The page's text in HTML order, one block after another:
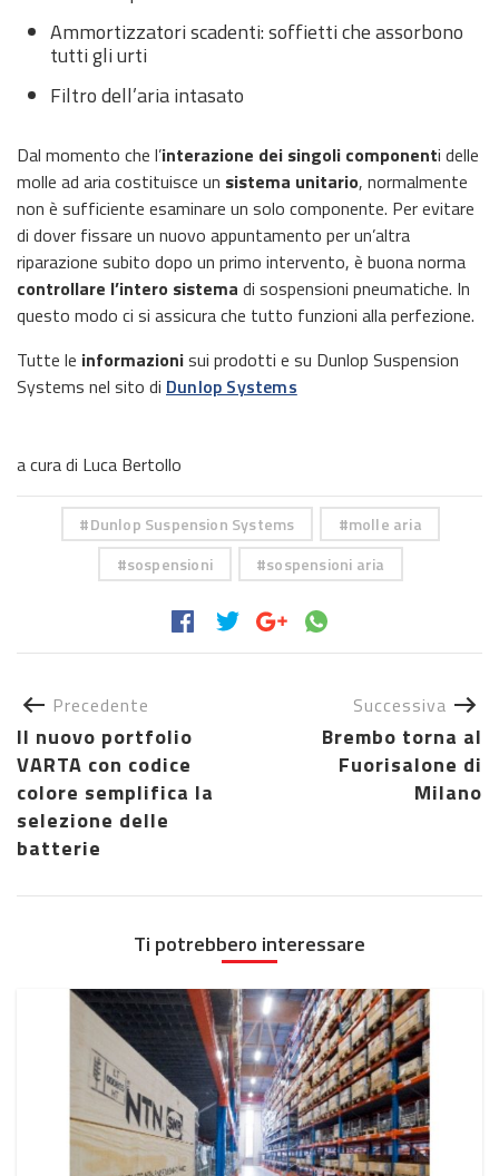
Ammortizzatori scadenti: soffietti che assorbono
tutti gli urti
Filtro dell’aria intasato
Dal momento che l’interazione dei singoli componenti delle
molle ad aria costituisce un sistema unitario, normalmente
non è sufficiente esaminare un solo componente. Per evitare
di dover fissare un nuovo appuntamento per un’altra
riparazione subito dopo un primo intervento, è buona norma
controllare l’intero sistema di sospensioni pneumatiche. In
questo modo ci si assicura che tutto funzioni alla perfezione.
Tutte le informazionisui prodotti e su Dunlop Suspension
Systems nel sito di Dunlop Systems
a cura di Luca Bertollo
Dunlop Suspension Systems
molle aria
sospensioni
sospensioni aria
Precedente
Il nuovo portfolio
VARTA con codice
colore semplifica la
selezione delle
batterie
Successiva
Brembo torna al
Fuorisalone di
Milano
Ti potrebbero interessare